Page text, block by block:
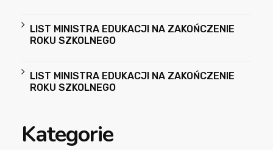
LIST MINISTRA EDUKACJI NA ZAKOŃCZENIE
ROKU SZKOLNEGO
LIST MINISTRA EDUKACJI NA ZAKOŃCZENIE
ROKU SZKOLNEGO
Kategorie